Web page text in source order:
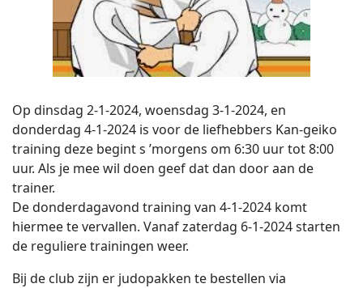
Op dinsdag 2-1-2024, woensdag 3-1-2024, en
donderdag 4-1-2024 is voor de liefhebbers Kan-geiko
training deze begint s ’morgens om 6:30 uur tot 8:00
uur. Als je mee wil doen geef dat dan door aan de
trainer.
De donderdagavond training van 4-1-2024 komt
hiermee te vervallen. Vanaf zaterdag 6-1-2024 starten
de reguliere trainingen weer.
Bij de club zijn er judopakken te bestellen via